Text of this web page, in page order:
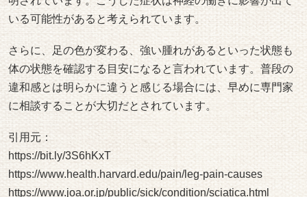
特に長時間の立ち仕事や歩行が多い生活では、足の筋肉に
負担がかかりやすくなります。筋肉の緊張が続くことで神
経が刺激され、痛みや違和感につながる可能性があると考
えられています。
そのため、日常生活の姿勢や体の使い方を見直すことが体
の負担を考えるうえで参考になる場合があります。また、
専門家による触診や体の動きの確認によって、どの部分に
負担がかかっているか整理しやすくなるケースもあると言
われています。